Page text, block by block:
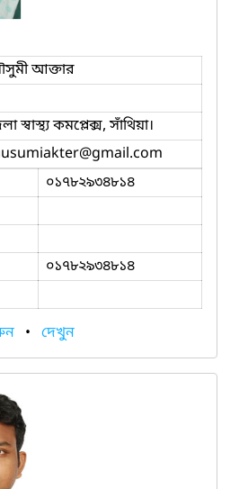
আক্তার
স্বাস্থ্য কমপ্লেক্স, সাঁথিয়া।
@gmail.com
০১৭৮২৯৩৪৮১৪
০১৭৮২৯৩৪৮১৪
• দেখুন